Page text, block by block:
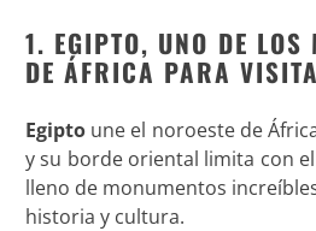
1. EGIPTO, UNO DE LOS
DE ÁFRICA PARA
Egipto une el noroeste de
y su borde oriental limita con
lleno de monumentos
historia y cultura.